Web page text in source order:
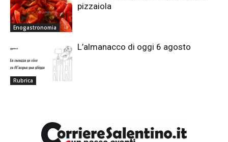
Enogastronomia
pizzaiola
Rubrica
L’almanacco di oggi 6 agosto